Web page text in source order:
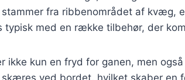
fra ribbenområdet af kvæg,
typisk med en række tilbehør, der
ikke kun en fryd for ganen, men
ved bordet, hvilket skaber en